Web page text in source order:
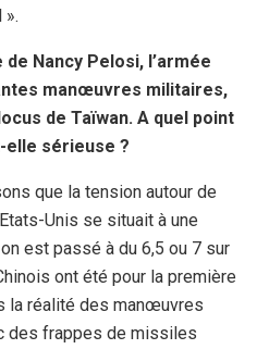
».
Nancy Pelosi, l’armée
manœuvres militaires,
de Taïwan. A quel point
sérieuse ?
que la tension autour de
Unis se situait à une
est passé à du 6,5 ou 7 sur
ont été pour la première
la réalité des manœuvres
des frappes de missiles